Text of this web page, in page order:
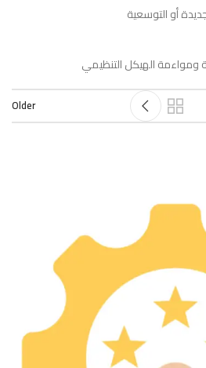
أو التوسعية
ومواءمة الهيكل التنظيمي
Older